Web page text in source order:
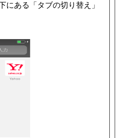
にある「タブの切り替え」